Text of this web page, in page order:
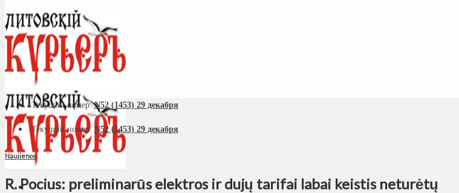
Текущий номер:N52 (1453) 29 декабря
Текущий номер: N52 (1453) 29 декабря
Naujienos
R. Pocius: preliminarūs elektros ir dujų tarifai labai keistis neturėtų